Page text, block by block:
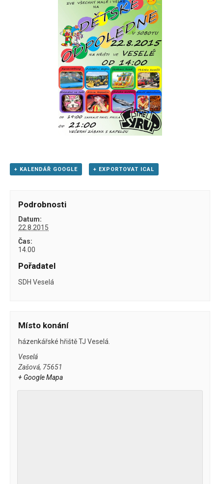
+ KALENDÁŘ GOOGLE + EXPORTOVAT ICAL
Podrobnosti
Datum:
22.8.2015
Čas:
14.00
Pořadatel
SDH Veselá
Místo konání
házenkářské hřiště TJ Veselá.
Veselá
Zašová, 75651
+ Google Mapa